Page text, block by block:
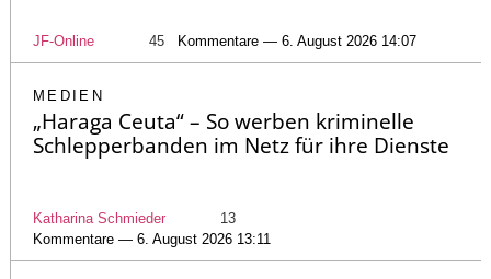
JF-Online 45 Kommentare — 6. August 2026 14:07
MEDIEN
„Haraga Ceuta“ – So werben kriminelle
Schlepperbanden im Netz für ihre Dienste
Katharina Schmieder
13
Kommentare — 6. August 2026 13:11